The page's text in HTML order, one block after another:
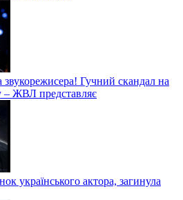
Гучний скандал на
– ЖВЛ представляє
українського актора, загинула